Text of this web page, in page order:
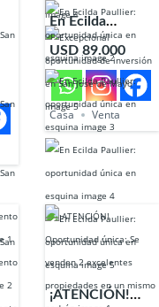
En Ecilda
Paullier:
oportunidad
única en esquina
USD 89.000
Casa Venta
¡ATENCIÓN!